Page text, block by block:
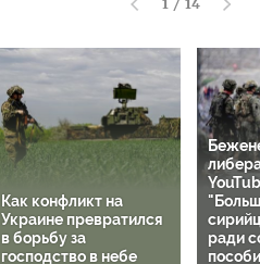
1 / 14
Как конфликт на
Украине превратился
в борьбу за
господство в небе
ради